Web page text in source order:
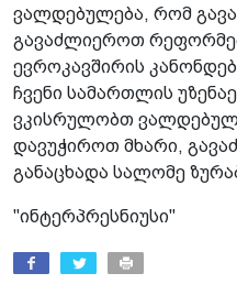
ვალდებულება, რომ
გავაძლიეროთ
ევროკავშირის
ჩვენი სამართლის
ვკისრულობთ
დავუჭიროთ მხარი,
განაცხადა სალომე
"ინტერპრესნიუსი"